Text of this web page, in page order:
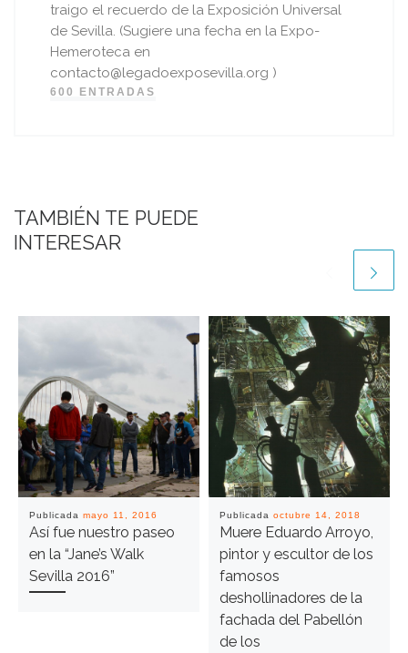
traigo el recuerdo de la Exposición Universal
de Sevilla. (Sugiere una fecha en la Expo-
Hemeroteca en
contacto@legadoexposevilla.org )
600 ENTRADAS
TAMBIÉN TE PUEDE
INTERESAR
Publicada mayo 11, 2016
Así fue nuestro paseo
en la “Jane’s Walk
Sevilla 2016”
Publicada octubre 14, 2018
Muere Eduardo Arroyo,
pintor y escultor de los
famosos
deshollinadores de la
fachada del Pabellón
de los